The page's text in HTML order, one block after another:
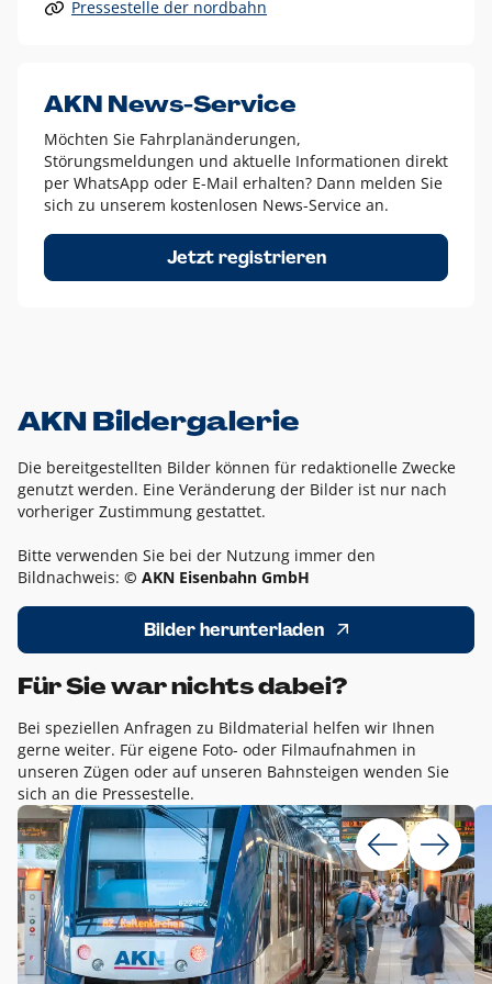
Alle anderen Logo-Varianten dürfen nur in Ausnahmefällen
Diese Ausnahmen sind zum Beispiel:
dem AKN Blau,
weißes Logo auf Fotohintergründen,
schwarzes Logo für reine Schwarz-Weiß-Umsetzungen
Um das Logo herum muss ein Schutzraum von jeweils einer
Höhe bzw. Breite des N aus AKN in alle Richtungen
Pressestelle der nordbahn
AKN News-Service
Möchten Sie Fahrplanänderungen,
Störungsmeldungen und aktuelle Informationen direkt
per WhatsApp oder E-Mail erhalten? Dann melden Sie
sich zu unserem kostenlosen News-Service an.
Jetzt registrieren
AKN Bildergalerie
Die bereitgestellten Bilder können für redaktionelle Zwecke
genutzt werden. Eine Veränderung der Bilder ist nur nach
vorheriger Zustimmung gestattet.
Bitte verwenden Sie bei der Nutzung immer den
Bildnachweis: © AKN Eisenbahn GmbH
Bilder herunterladen
Für Sie war nichts dabei?
Bei speziellen Anfragen zu Bildmaterial helfen wir Ihnen
gerne weiter. Für eigene Foto- oder Filmaufnahmen in
unseren Zügen oder auf unseren Bahnsteigen wenden Sie
sich an die Pressestelle.